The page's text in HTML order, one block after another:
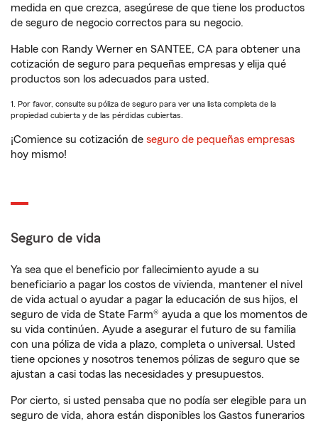
medida en que crezca, asegúrese de que tiene los productos
de seguro de negocio correctos para su negocio.
Hable con Randy Werner en SANTEE, CA para obtener una
cotización de seguro para pequeñas empresas y elija qué
productos son los adecuados para usted.
1. Por favor, consulte su póliza de seguro para ver una lista completa de la
propiedad cubierta y de las pérdidas cubiertas.
¡Comience su cotización de seguro de pequeñas empresas
hoy mismo!
Seguro de vida
Ya sea que el beneficio por fallecimiento ayude a su
beneficiario a pagar los costos de vivienda, mantener el nivel
de vida actual o ayudar a pagar la educación de sus hijos, el
seguro de vida de State Farm® ayuda a que los momentos de
su vida continúen. Ayude a asegurar el futuro de su familia
con una póliza de vida a plazo, completa o universal. Usted
tiene opciones y nosotros tenemos pólizas de seguro que se
ajustan a casi todas las necesidades y presupuestos.
Por cierto, si usted pensaba que no podía ser elegible para un
seguro de vida, ahora están disponibles los Gastos funerarios